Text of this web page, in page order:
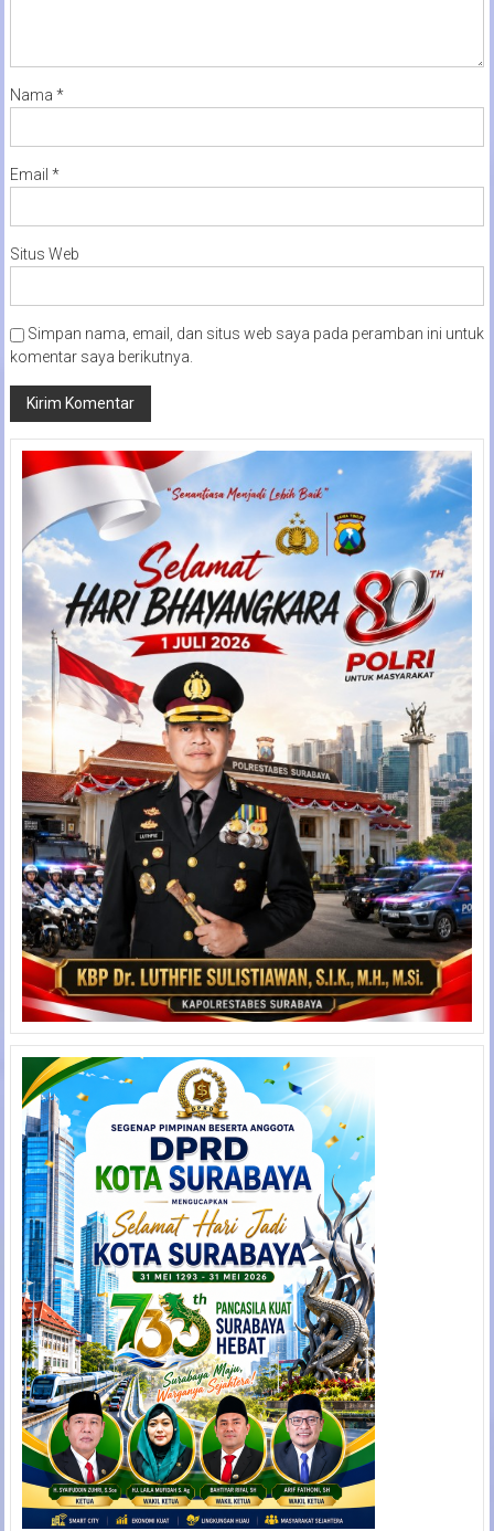
Nama *
Email *
Situs Web
Simpan nama, email, dan situs web saya pada peramban ini untuk
komentar saya berikutnya.